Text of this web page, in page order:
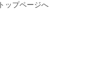
トップページへ